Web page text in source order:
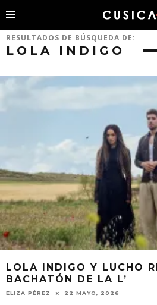
RESULTADOS DE BÚSQUEDA DE:
LOLA INDIGO
LOLA INDIGO Y LUCHO
BACHATÓN DE LA L’
ELIZA PÉREZ 22 MAYO, 2026